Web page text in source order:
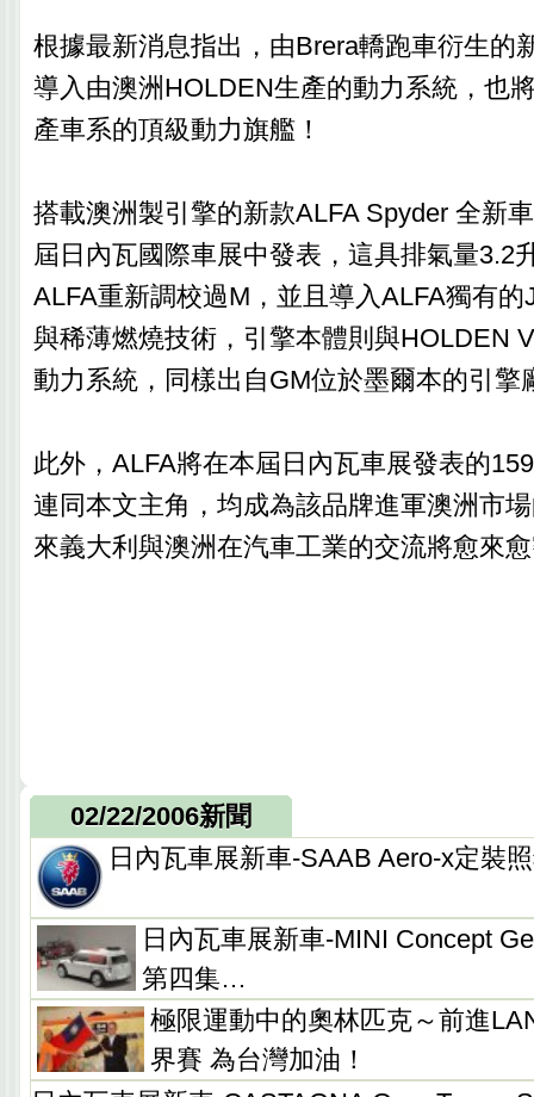
根據最新消息指出，由Brera轎跑車衍生的
導入由澳洲HOLDEN生產的動力系統，也
產車系的頂級動力旗艦！
搭載澳洲製引擎的新款ALFA Spyder 全新
屆日內瓦國際車展中發表，這具排氣量3.2
ALFA重新調校過M，並且導入ALFA獨有
與稀薄燃燒技術，引擎本體則與HOLDEN
動力系統，同樣出自GM位於墨爾本的引擎
此外，ALFA將在本屆日內瓦車展發表的
連同本文主角，均成為該品牌進軍澳洲市
來義大利與澳洲在汽車工業的交流將愈來
02/22/2006新聞
日內瓦車展新車-SAAB Aero-x定裝
日內瓦車展新車-MINI Concept
第四集…
極限運動中的奧林匹克～前進
界賽 為台灣加油！